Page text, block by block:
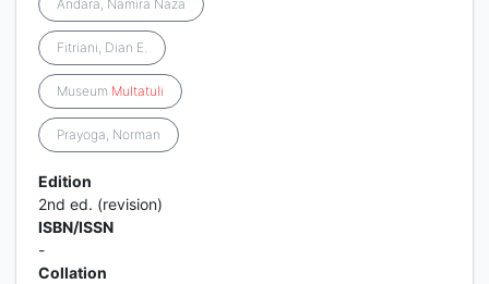
Andara, Namira Naza
Fitriani, Dian E.
Museum Multatuli
Prayoga, Norman
Edition
2nd ed. (revision)
ISBN/ISSN
-
Collation